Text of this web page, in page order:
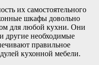
их самостоятельного
шкафы довольно
для любой кухни. Они
другие необходимые
правильное
кухонной мебели.